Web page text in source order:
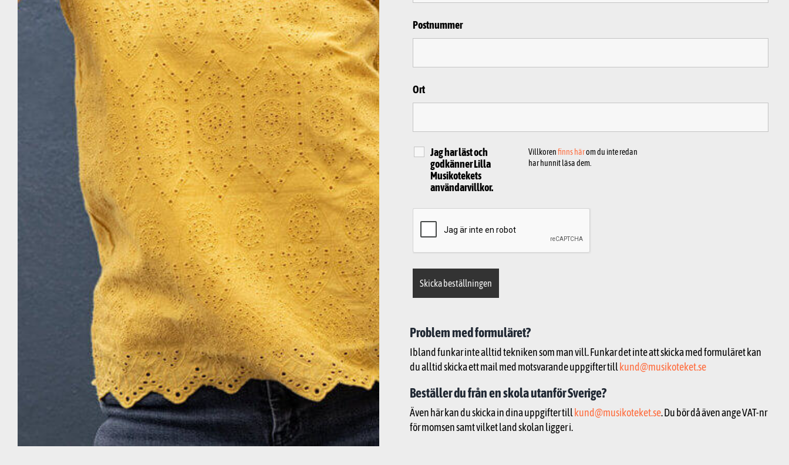
Postnummer
Ort
Jag har läst och
godkänner Lilla
Musikotekets
användarvillkor.
Villkorenfinns härom du inte redan
har hunnit läsa dem.
Problem med formuläret?
Ibland funkar inte alltid tekniken som man vill. Funkar det inte att skicka med formuläret kan
du alltid skicka ett mail med motsvarande uppgifter tillkund@musikoteket.se
Beställer du från en skola utanför Sverige?
Även här kan du skicka in dina uppgifter tillkund@musikoteket.se. Du bör då även ange VAT-nr
för momsen samt vilket land skolan ligger i.